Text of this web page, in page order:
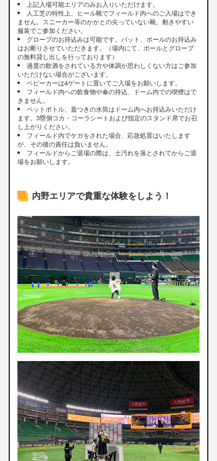
上記入場可能エリアのみお入りいただけます。
人工芝の特性上、ヒール靴でフィールド内へのご入場はでき
ません。スニーカー等のかかとの尖っていない靴、動きやすい
服装でご参加ください。
グローブのお持込みは可能です。バット、ボールのお持込み
はお断りさせていただきます。（場内にて、ボールとグローブ
の無料貸し出しを行っております）
過度の飲酒をされている方や体調が思わしくない方はご参加
いただけない場合がございます。
ベビーカーは4ゲートに置いてご入場をお願いします。
フィールド内への飲食物や傘の持込、ドーム内での喫煙はで
きません。
ペットボトル、蓋つきの水筒はドーム内へお持込みいただけ
ます。3塁側コカ・コーラシートおよび指定のスタンド席でお召
し上がりください。
フィールド内でケガをされた場合、応急処置はいたします
が、その後の責任は負いません。
フィールドからご退場の際は、土汚れを落とされてからご退
場をお願いします。
内野エリアで貴重な体験をしよう！